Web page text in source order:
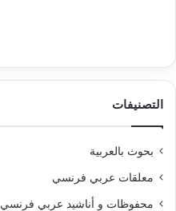
التصنيفات
بحوث بالعربية
معلقات عربي فرنسي
محفوظات و أناشيد عربي فرنسي